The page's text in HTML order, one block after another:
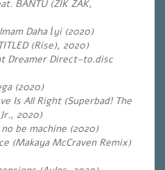
BANTU (ZIK ZAK,
Daha İyi (2020)
(Rise), 2020)
Dreamer Direct-to.disc
(2020)
Is All Right (Superbad! The
2020)
be machine (2020)
(Makaya McCraven Remix)